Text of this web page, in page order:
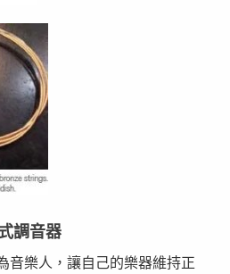
調音器
音樂人，讓自己的樂器維持正